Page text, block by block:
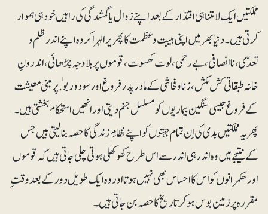
مملکتیں ایک لامتناہی اقتدار کے بعد اپنے زوال یا گمشدگی کی راہیں خود ہی ہموار
کرتی ہیں۔ دنیا بھر میں اپنی ہیبت و عظمت کا پھریرا لہرا کر وہ اپنے اندر ظلم و
تعدّی، ناانصافی، بے رحمی، لوٹ کھسوٹ، قوموں پر بلاوجہ چڑھائی، اندرونِ
خانہ طبقاتی کش مکش، زنا و فحاشی کے مادر پدر فروغ اور سود و ربو.ٰ پر مبنی معیشت
کے فروغ جیسی سنگین بیماریوں کو مسلسل جنم دیتی اور انھیں استحکام بخشتی ہیں۔
پھر یہ مملکتیں بدی کی اِن تمام جہتوں کو اپنے نظامِ زندگی کا حصہ بنا لیتی ہیں جس
کے نتیجے میں وہ اندر ہی اندر سے اس طرح کھوکھلی ہوتی چلی جاتی ہیں کہ قوموں
اور حکمرانوں کو اس کا احساس بھی نہیں ہوتا اور وہ ایک طویل دور کے بعد وقت ِ
مقررہ پر زمین بوس ہوکر تاریخ کا حصہ بن جاتی ہیں۔